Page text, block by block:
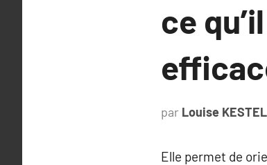
ce
par Louise KESTEL
Elle permet de